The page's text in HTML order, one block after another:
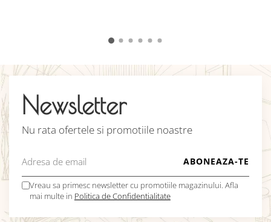
Newsletter
Nu rata ofertele si promotiile noastre
Vreau sa primesc newsletter cu promotiile magazinului. Afla
mai multe in Politica de Confidentialitate